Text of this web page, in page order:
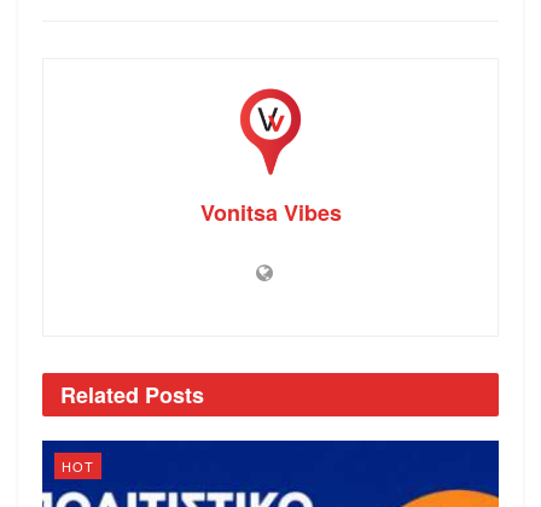
Vonitsa Vibes
Related Posts
HOT